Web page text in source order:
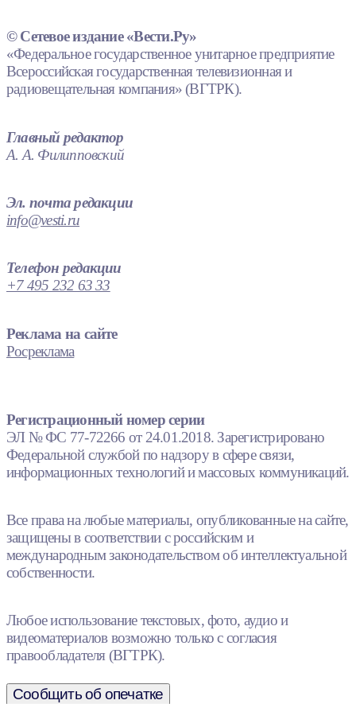
© Сетевое издание «Вести.Ру»
«Федеральное государственное унитарное предприятие
Всероссийская государственная телевизионная и
радиовещательная компания» (ВГТРК).
Главный редактор
А. А. Филипповский
Эл. почта редакции
info@vesti.ru
Телефон редакции
+7 495 232 63 33
Реклама на сайте
Росреклама
Регистрационный номер серии
ЭЛ № ФС 77-72266 от 24.01.2018. Зарегистрировано
Федеральной службой по надзору в сфере связи,
информационных технологий и массовых коммуникаций.
Все права на любые материалы, опубликованные на сайте,
защищены в соответствии с российским и
международным законодательством об интеллектуальной
собственности.
Любое использование текстовых, фото, аудио и
видеоматериалов возможно только с согласия
правообладателя (ВГТРК).
Сообщить об опечатке